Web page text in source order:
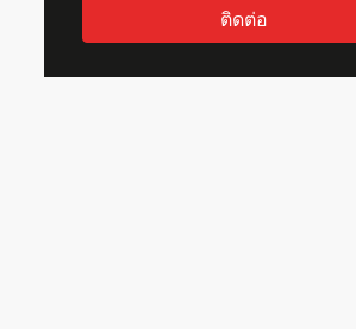
ติดต่อ